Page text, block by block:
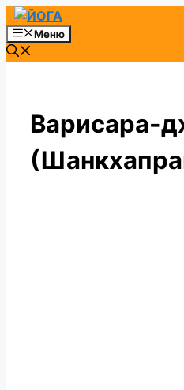
Перейти
содержимому
Меню
Варисара-